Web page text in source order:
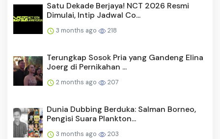
Satu Dekade Berjaya! NCT 2026 Resmi
Dimulai, Intip Jadwal Co...
3 months ago 218
Terungkap Sosok Pria yang Gandeng Elina
Joerg di Pernikahan ...
2 months ago 207
Dunia Dubbing Berduka: Salman Borneo,
Pengisi Suara Plankton...
3 months ago 203